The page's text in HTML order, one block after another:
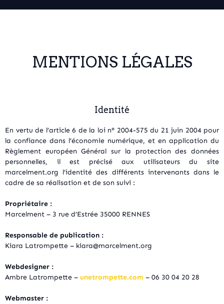
MENTIONS LÉGALES
Identité
En vertu de l’article 6 de la loi n° 2004-575 du 21 juin 2004 pour
la confiance dans l’économie numérique, et en application du
Règlement européen Général sur la protection des données
personnelles, il est précisé aux utilisateurs du site
marcelment.org l’identité des différents intervenants dans le
cadre de sa réalisation et de son suivi :
Propriétaire :
Marcelment – 3 rue d’Estrée 35000 RENNES
Responsable de publication :
Kiara Latrompette – kiara@marcelment.org
Webdesigner :
Ambre Latrompette – unetrompette.com – 06 30 04 20 28
Webmaster :